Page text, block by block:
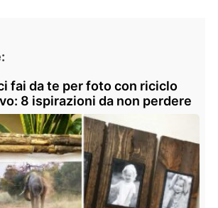
fai da te per foto con riciclo
8 ispirazioni da non perdere